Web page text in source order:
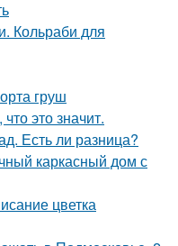
Кольраби для
груш
это значит.
Есть ли разница?
каркасный дом с
цветка